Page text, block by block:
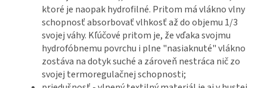
ktoré je naopak hydrofilné. Pritom má vlákno vlny
schopnosť absorbovať vlhkosť až do objemu 1/3
svojej váhy. Kľúčové pritom je, že vďaka svojmu
hydrofóbnemu povrchu i plne "nasiaknuté" vlákno
zostáva na dotyk suché a zároveň nestráca nič zo
svojej termoregulačnej schopnosti;